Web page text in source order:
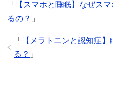
「
【スマホと睡眠】なぜス
るの？ 」
「
【メラトニンと認知症
る？ 」